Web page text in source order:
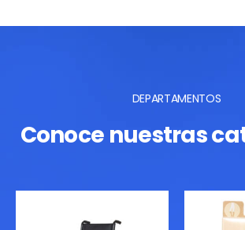
DEPARTAMENTOS
Conoce nuestras